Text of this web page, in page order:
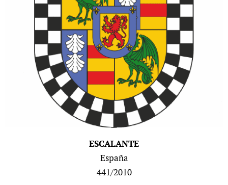
ESCALANTE
España
441/2010